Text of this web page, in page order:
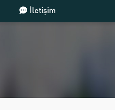
İletişim